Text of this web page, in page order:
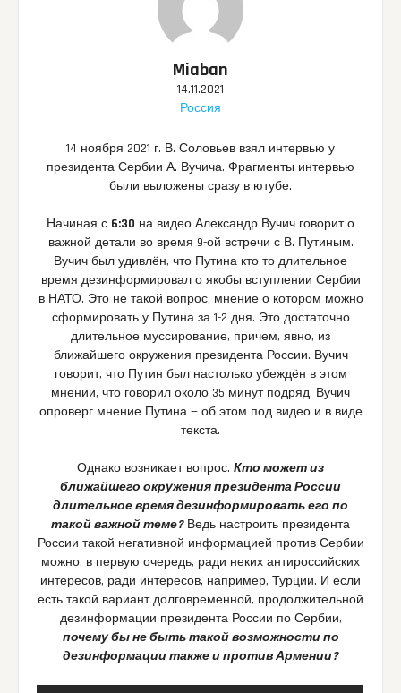
Miaban
14.11.2021
Россия
14 ноября 2021 г. В. Соловьев взял интервью у
президента Сербии А. Вучича. Фрагменты интервью
были выложены сразу в ютубе.
Начиная с 6:30 на видео Александр Вучич говорит о
важной детали во время 9-ой встречи с В. Путиным.
Вучич был удивлён, что Путина кто-то длительное
время дезинформировал о якобы вступлении Сербии
в НАТО. Это не такой вопрос, мнение о котором можно
сформировать у Путина за 1-2 дня. Это достаточно
длительное муссирование, причем, явно, из
ближайшего окружения президента России. Вучич
говорит, что Путин был настолько убеждён в этом
мнении, что говорил около 35 минут подряд. Вучич
опроверг мнение Путина — об этом под видео и в виде
текста.
Однако возникает вопрос. Кто может из
ближайшего окружения президента России
длительное время дезинформировать его по
такой важной теме?Ведь настроить президента
России такой негативной информацией против Сербии
можно, в первую очередь, ради неких антироссийских
интересов, ради интересов, например, Турции. И если
есть такой вариант долговременной, продолжительной
дезинформации президента России по Сербии,
почему бы не быть такой возможности по
дезинформации также и против Армении?